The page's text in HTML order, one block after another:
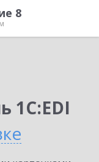
8
1C:EDI